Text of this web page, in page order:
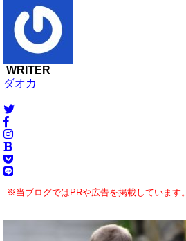
WRITER
ダオカ
※当ブログではPRや広告を掲載しています。